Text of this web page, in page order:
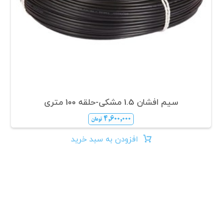
سیم افشان 1.5 مشکی-حلقه 100 متری
۴,۶۰۰,۰۰۰ تومان
افزودن به سبد خرید